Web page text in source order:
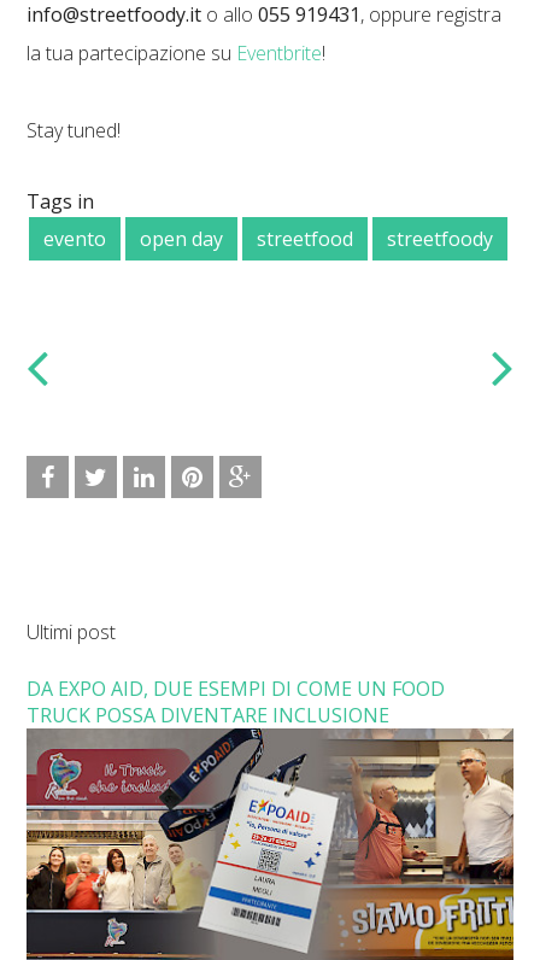
info@streetfoody.it o allo055 919431, oppure registra
la tua partecipazione su Eventbrite!
Stay tuned!
Tags in
evento
open day streetfood streetfoody
Ultimi post
DA EXPO AID, DUE ESEMPI DI COME UN FOOD
TRUCK POSSA DIVENTARE INCLUSIONE